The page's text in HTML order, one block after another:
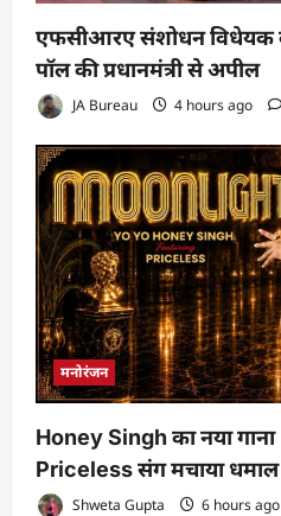
एफसीआरए संशोधन विधेयक
पॉल की प्रधानमंत्री से अपील
JA Bureau 4 hours ago
मनोरंजन
Honey Singh का नया
Priceless संग मचाया धमाल
Shweta Gupta 6 hours ago